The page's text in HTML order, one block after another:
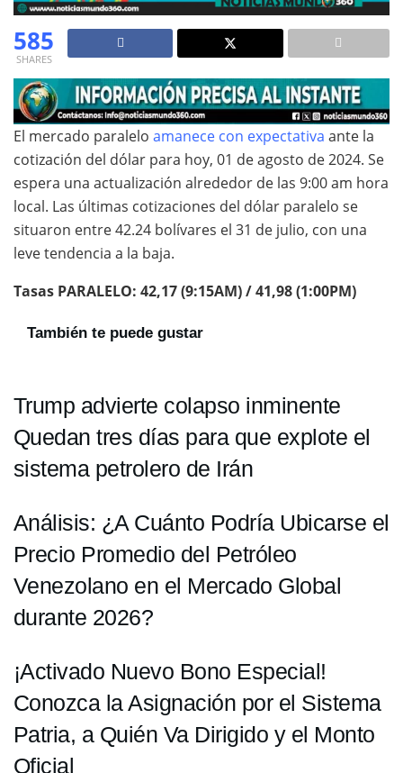
585
SHARES
El mercado paralelo amanece con expectativa ante la
cotización del dólar para hoy, 01 de agosto de 2024. Se
espera una actualización alrededor de las 9:00 am hora
local. Las últimas cotizaciones del dólar paralelo se
situaron entre 42.24 bolívares el 31 de julio, con una
leve tendencia a la baja.
Tasas PARALELO: 42,17 (9:15AM) / 41,98 (1:00PM)
También te puede gustar
Trump advierte colapso inminente
Quedan tres días para que explote el
sistema petrolero de Irán
Análisis: ¿A Cuánto Podría Ubicarse el
Precio Promedio del Petróleo
Venezolano en el Mercado Global
durante 2026?
¡Activado Nuevo Bono Especial!
Conozca la Asignación por el Sistema
Patria, a Quién Va Dirigido y el Monto
Oficial